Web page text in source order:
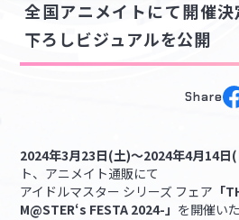
活動履歴
閲覧履歴・購入履歴
チェックイン
マイデスク設定変更 バ
全国アニメイトにて開催
下ろしビジュアルを公開
Share
2024年3月23日(土)～2024年4月14日
ト、アニメイト通販にて
アイドルマスター シリーズ フェア 「
M@STER‘s FESTA 2024-」 を開催い